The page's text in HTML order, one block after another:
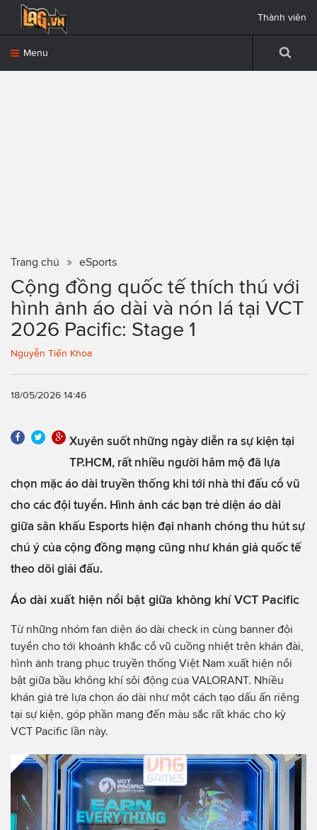
Menu
Thành viên
Trang chủ eSports
Cộng đồng quốc tế thích thú với
hình ảnh áo dài và nón lá tại VCT
2026 Pacific: Stage 1
Nguyễn Tiến Khoa
18/05/2026 14:46
Xuyên suốt những ngày diễn ra sự kiện tại
TP.HCM, rất nhiều người hâm mộ đã lựa
chọn mặc áo dài truyền thống khi tới nhà thi đấu cổ vũ
cho các đội tuyển. Hình ảnh các bạn trẻ diện áo dài
giữa sân khấu Esports hiện đại nhanh chóng thu hút sự
chú ý của cộng đồng mạng cũng như khán giả quốc tế
theo dõi giải đấu.
Áo dài xuất hiện nổi bật giữa không khí VCT Pacific
Từ những nhóm fan diện áo dài check in cùng banner đội
tuyển cho tới khoảnh khắc cổ vũ cuồng nhiệt trên khán đài,
hình ảnh trang phục truyền thống Việt Nam xuất hiện nổi
bật giữa bầu không khí sôi động của VALORANT. Nhiều
khán giả trẻ lựa chọn áo dài như một cách tạo dấu ấn riêng
tại sự kiện, góp phần mang đến màu sắc rất khác cho kỳ
VCT Pacific lần này.